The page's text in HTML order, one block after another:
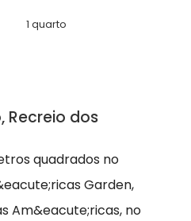
1 quarto
Recreio dos
quadrados no
Garden,
Am&eacute;ricas, no